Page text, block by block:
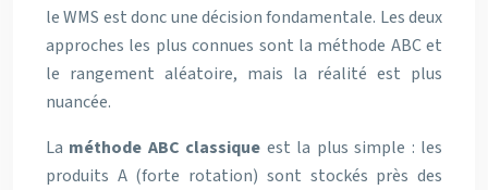
le WMS est donc une décision fondamentale. Les deux
approches les plus connues sont la méthode ABC et
le rangement aléatoire, mais la réalité est plus
nuancée.
La méthode ABC classique est la plus simple : les
produits A (forte rotation) sont stockés près des